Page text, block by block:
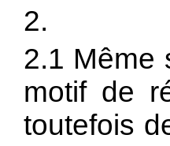
2.
2.1 Même
motif de
toutefois